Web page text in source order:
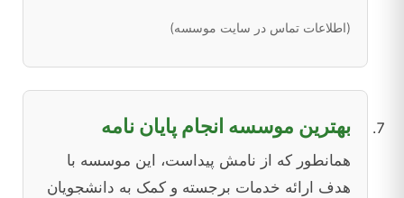
(اطلاعات تماس در سایت موسسه)
بهترین موسسه انجام پایان نامه
همانطور که از نامش پیداست، این موسسه با
هدف ارائه خدمات برجسته و کمک به دانشجویان